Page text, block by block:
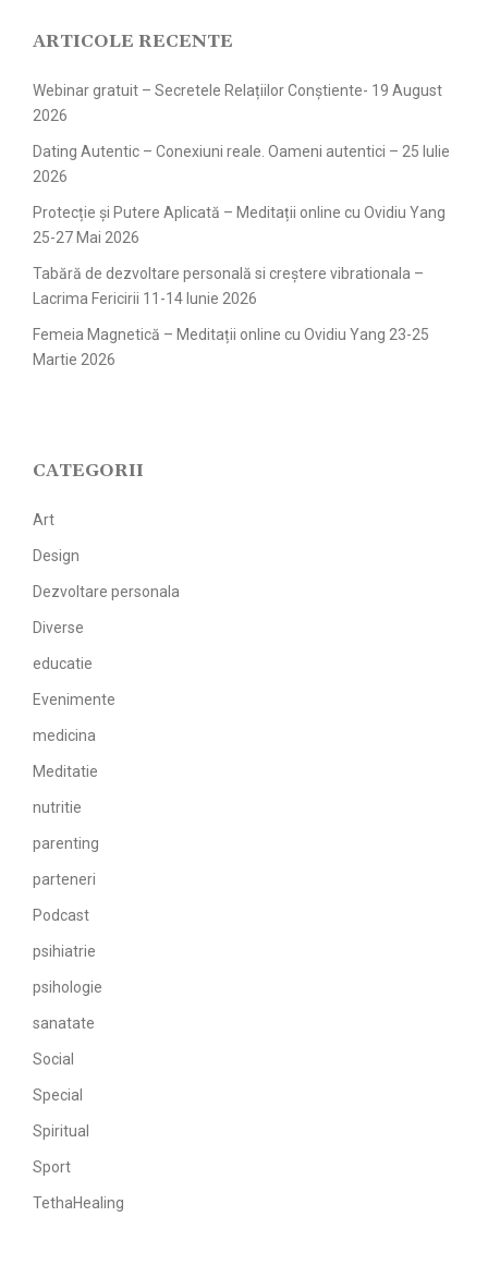
ARTICOLE RECENTE
Webinar gratuit – Secretele Relațiilor Conștiente- 19 August
2026
Dating Autentic – Conexiuni reale. Oameni autentici – 25 Iulie
2026
Protecție și Putere Aplicată – Meditații online cu Ovidiu Yang
25-27 Mai 2026
Tabără de dezvoltare personală si creștere vibrationala –
Lacrima Fericirii 11-14 Iunie 2026
Femeia Magnetică – Meditații online cu Ovidiu Yang 23-25
Martie 2026
CATEGORII
Art
Design
Dezvoltare personala
Diverse
educatie
Evenimente
medicina
Meditatie
nutritie
parenting
parteneri
Podcast
psihiatrie
psihologie
sanatate
Social
Special
Spiritual
Sport
TethaHealing